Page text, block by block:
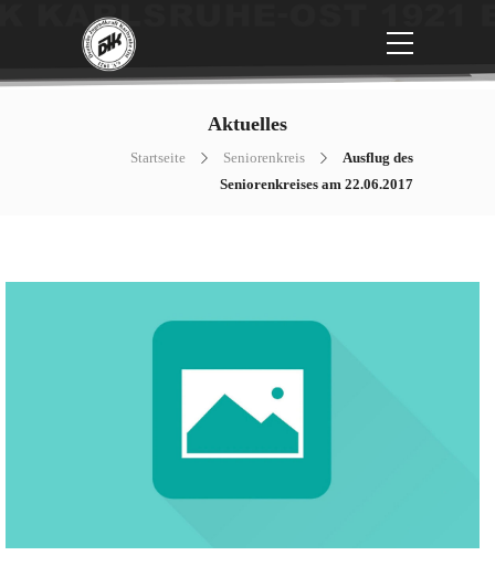
Aktuelles
Startseite Seniorenkreis
Ausflug des
Seniorenkreises am 22.06.2017